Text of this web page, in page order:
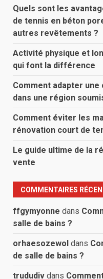
Quels sont les
de tennis en béton
autres revêtements ?
Activité physique et
qui font la différence
Comment adapter
dans une région
Comment éviter les
rénovation court de
Le guide ultime de la
vente
COMMENTAIRES
ffgymyonne dans
salle de bains ?
orhaesozewol dans
de salle de bains ?
trududiv dans